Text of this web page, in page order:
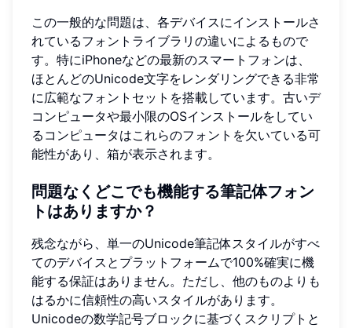
この一般的な問題は、各デバイスにインストールさ
れているフォントライブラリの違いによるもので
す。特にiPhoneなどの最新のスマートフォンは、
ほとんどのUnicode文字をレンダリングできる非常
に広範なフォントセットを搭載しています。古いデ
コンピュータや最小限のOSインストールをしてい
るコンピュータはこれらのフォントを欠いている可
能性があり、箱が表示されます。
問題なくどこでも機能する筆記体フォン
トはありますか？
残念ながら、単一のUnicode筆記体スタイルがすべ
てのデバイスとプラットフォームで100%確実に機
能する保証はありません。ただし、他のものよりも
はるかに信頼性の高いスタイルがあります。
Unicodeの数学記号ブロックに基づくスクリプトと